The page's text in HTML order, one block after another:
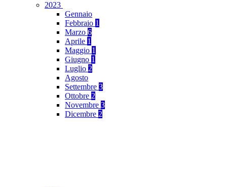
2023
Gennaio
Febbraio 1
Marzo 6
Aprile 1
Maggio 1
Giugno 1
Luglio 2
Agosto
Settembre 3
Ottobre 2
Novembre 3
Dicembre 2